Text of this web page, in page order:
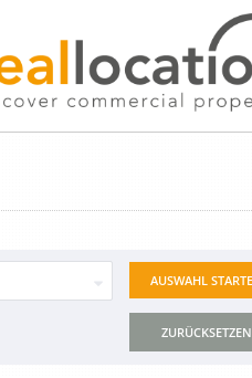
ZURÜCKSETZEN